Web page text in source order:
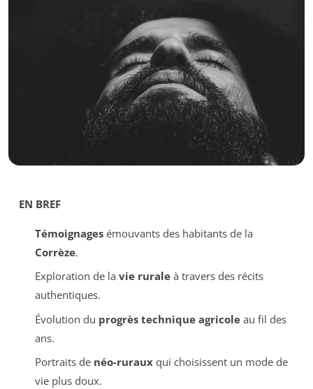
EN BREF
Témoignagesémouvants des habitants de la
Corrèze.
Exploration de la vie ruraleà travers des récits
authentiques.
Évolution du progrès technique agricoleau fil des
ans.
Portraits de néo-rurauxqui choisissent un mode de
vie plus doux.